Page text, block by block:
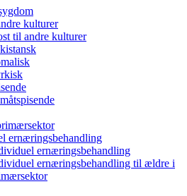
kulturer
til andre kulturer
ernæringsbehandling
ernæringsbehandling
ernæringsbehandling til ældre i